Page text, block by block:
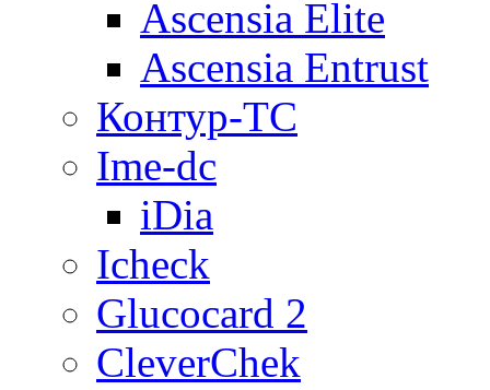
Ascensia Elite
Ascensia Entrust
Контур-ТС
Ime-dc
iDia
Icheck
Glucocard 2
CleverChek